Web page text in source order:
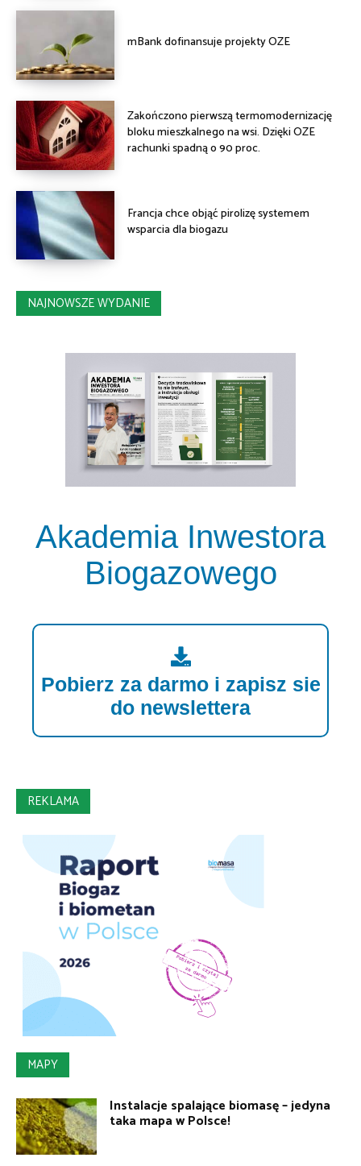
mBank dofinansuje projekty OZE
Zakończono pierwszą termomodernizację
bloku mieszkalnego na wsi. Dzięki OZE
rachunki spadną o 90 proc.
Francja chce objąć pirolizę systemem
wsparcia dla biogazu
NAJNOWSZE WYDANIE
Akademia Inwestora
Biogazowego
Pobierz za darmo i zapisz sie
do newslettera
REKLAMA
MAPY
Instalacje spalające biomasę – jedyna
taka mapa w Polsce!